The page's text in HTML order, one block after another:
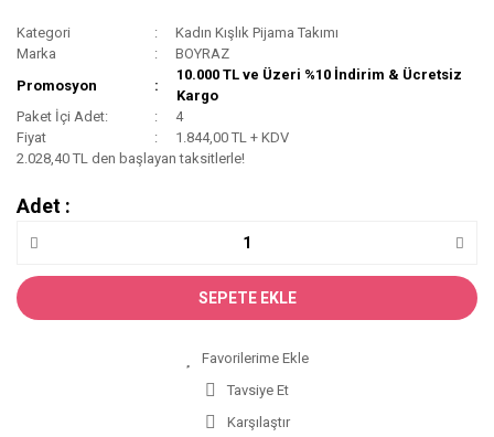
Kategori
Kadın Kışlık Pijama Takımı
Marka
BOYRAZ
Promosyon
10.000 TL ve Üzeri %10 İndirim & Ücretsiz
Kargo
Paket İçi Adet:
4
Fiyat
1.844,00 TL + KDV
2.028,40 TL den başlayan taksitlerle!
Adet :
SEPETE EKLE
Tavsiye Et
Karşılaştır